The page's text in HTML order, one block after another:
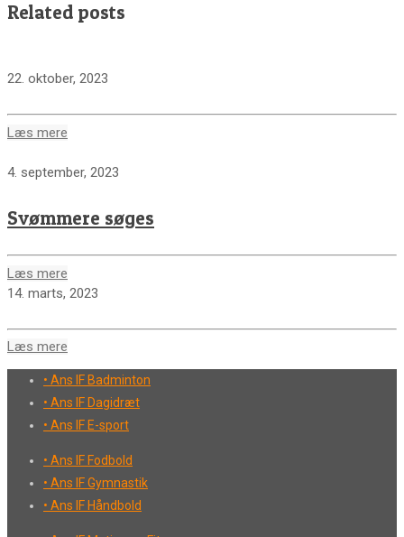
Related posts
22. oktober, 2023
Læs mere
4. september, 2023
Svømmere søges
Læs mere
14. marts, 2023
Læs mere
• Ans IF Badminton
• Ans IF Dagidræt
• Ans IF E-sport
• Ans IF Fodbold
• Ans IF Gymnastik
• Ans IF Håndbold